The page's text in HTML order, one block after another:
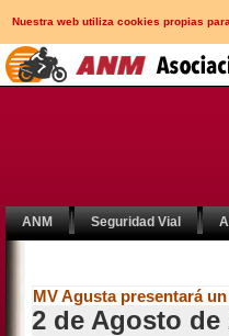
Nuestra web utiliza cookies propias
ANM Seguridad Vial
MV Agusta presentará
2 de Agosto de